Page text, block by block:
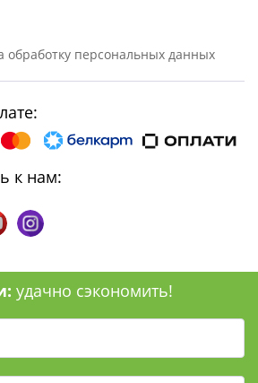
обработку персональных данных
к нам:
удачно сэкономить!